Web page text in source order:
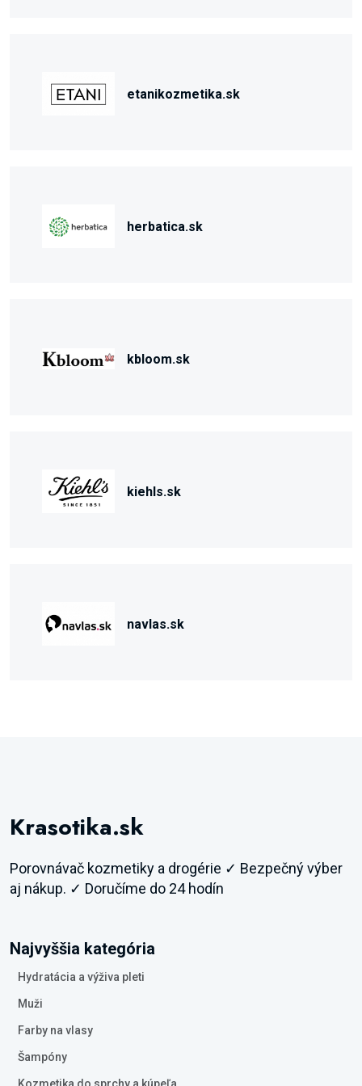
etanikozmetika.sk
herbatica.sk
kbloom.sk
kiehls.sk
navlas.sk
Krasotika.sk
Porovnávač kozmetiky a drogérie ✓ Bezpečný výber
aj nákup. ✓ Doručíme do 24 hodín
Najvyššia kategória
Hydratácia a výživa pleti
Muži
Farby na vlasy
Šampóny